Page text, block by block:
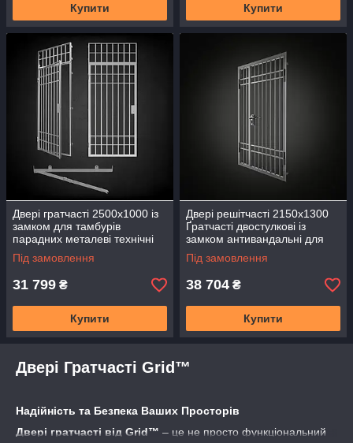
Купити Купити
Двері гратчасті 2500х1000 із
замком для тамбурів
парадних металеві технічні
антивандальні ДБГТ-2
решітчасті
Під замовлення
31 799 ₴
Купити
Двері решітчасті 2150х1300
Ґратчасті двостулкові із
замком антивандальні для
парадних тамбурів ДБГТ-5
металеві
Під замовлення
38 704 ₴
Купити
Двері Гратчасті Grid™
Надійність та Безпека Ваших Просторів
Двері гратчасті від Grid™ – це не просто функціональний